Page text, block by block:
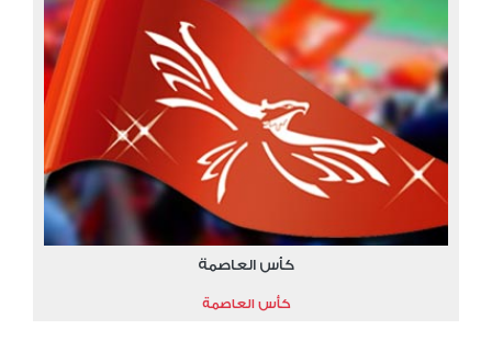
كأس العاصمة
كأس العاصمة